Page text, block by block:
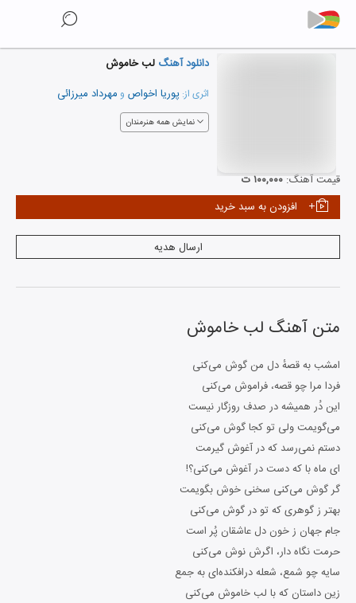
دانلود آهنگ لب خاموش
اثری از: پوریا اخواص و مهرداد میرزائی
نمایش همه هنرمندان
قیمت آهنگ:۱۰۰,۰۰۰ ت
افزودن به سبد خرید
ارسال هدیه
متن آهنگ لب خاموش
امشب به قصهٔ دل من گوش می‌کنی
فردا مرا چو قصه، فراموش می‌کنی
این دُر همیشه در صدف روزگار نیست
می‌گویمت ولی تو کجا گوش می‌کنی
دستم نمی‌رسد که در آغوش گیرمت
ای ماه با که دست در آغوش می‌کنی؟!
گر گوش می‌کنی سخنی خوش بگویمت
بهتر ز گوهری که تو در گوش می‌کنی
جام جهان ز خون دل عاشقان پُر است
حرمت نگاه دار، اگرش نوش می‌کنی
سایه چو شمع، شعله درافکنده‌ای به جمع
زین داستان که با لب خاموش می‌کنی